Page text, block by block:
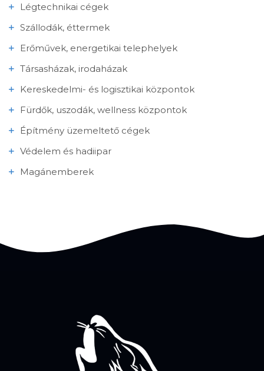
Légtechnikai cégek
Szállodák, éttermek
Erőművek, energetikai telephelyek
Társasházak, irodaházak
Kereskedelmi- és logisztikai központok
Fürdők, uszodák, wellness központok
Építmény üzemeltető cégek
Védelem és hadiipar
Magánemberek